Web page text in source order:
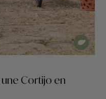
Cortijo en